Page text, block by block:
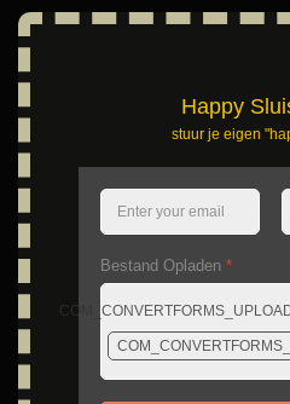
Happy
stuur je eigen
Bestand Opladen *